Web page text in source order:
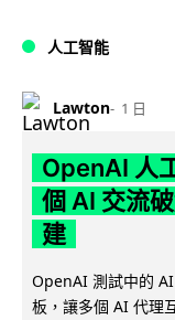
人工智能
Lawton 1 日
OpenAI 人
個 AI 交流
建
OpenAI 測試中的
板，讓多個 AI 代理